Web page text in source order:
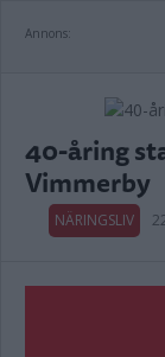
Annons:
40-åring
Vimmerby
NÄRINGSLIV